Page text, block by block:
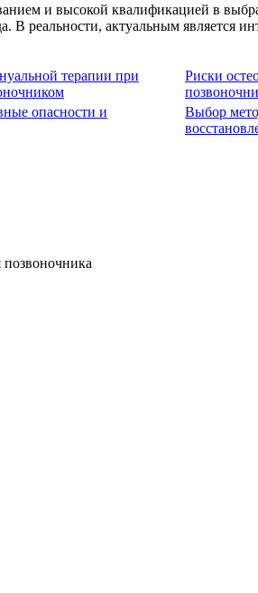
и высокой квалификацией в
реальности, актуальным является
терапии при
Риски
опасности и
Выбор